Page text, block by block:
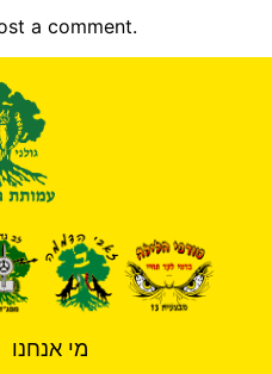
a comment.
מי אנחנו